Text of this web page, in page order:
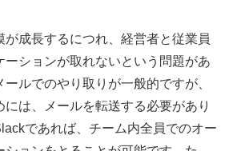
が成長するにつれ、経営者と従業員
ーションが取れないという問題があ
ルでのやり取りが一般的ですが、
は、メールを転送する必要があり
であれば、チーム内全員でのオー